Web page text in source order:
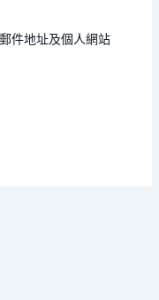
件地址及個人網站